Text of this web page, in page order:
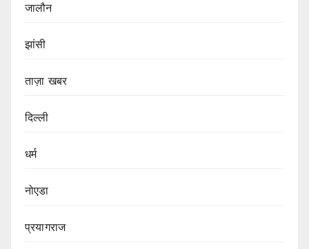
जालौन
झांसी
ताज़ा खबर
दिल्ली
धर्म
नोएडा
प्रयागराज